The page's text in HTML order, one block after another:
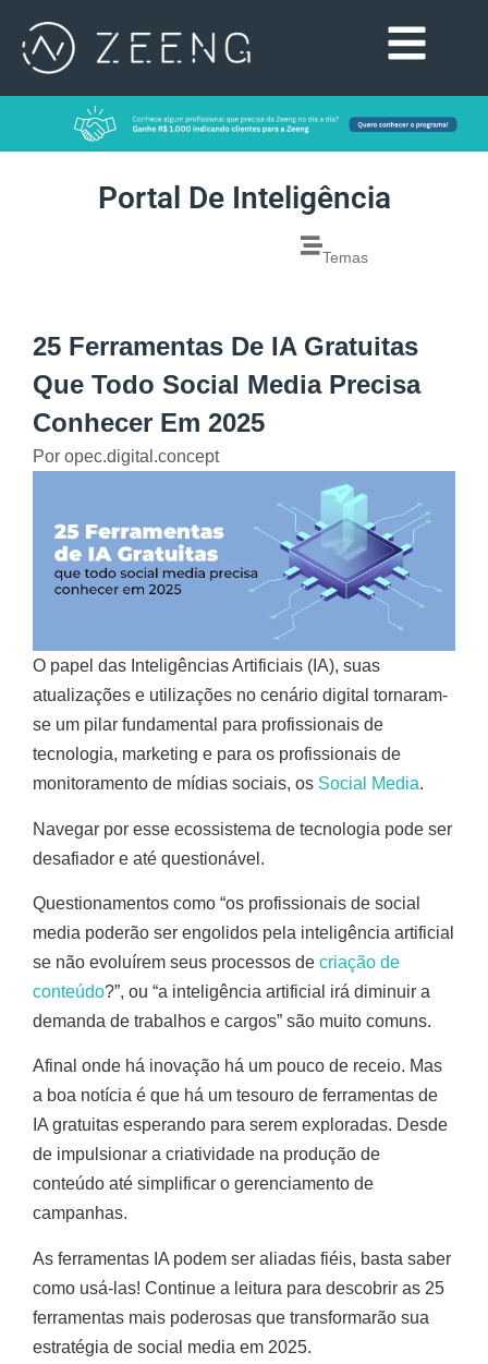
Portal De Inteligência
Temas
25 Ferramentas De IA Gratuitas
Que Todo Social Media Precisa
Conhecer Em 2025
Por opec.digital.concept
O papel das Inteligências Artificiais (IA), suas
atualizações e utilizações no cenário digital tornaram-
se um pilar fundamental para profissionais de
tecnologia, marketing e para os profissionais de
monitoramento de mídias sociais, os Social Media.
Navegar por esse ecossistema de tecnologia pode ser
desafiador e até questionável.
Questionamentos como “os profissionais de social
media poderão ser engolidos pela inteligência artificial
se não evoluírem seus processos de criação de
conteúdo?”, ou “a inteligência artificial irá diminuir a
demanda de trabalhos e cargos” são muito comuns.
Afinal onde há inovação há um pouco de receio. Mas
a boa notícia é que há um tesouro de ferramentas de
IA gratuitas esperando para serem exploradas. Desde
de impulsionar a criatividade na produção de
conteúdo até simplificar o gerenciamento de
campanhas.
As ferramentas IA podem ser aliadas fiéis, basta saber
como usá-las! Continue a leitura para descobrir as 25
ferramentas mais poderosas que transformarão sua
estratégia de social media em 2025.